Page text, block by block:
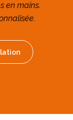
en mains.